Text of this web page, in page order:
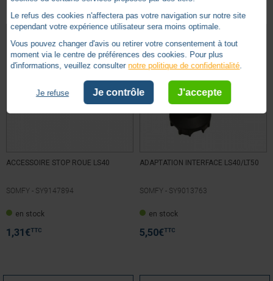
ACCESSOIRE STOP ROUE LS40
SOMFY - SY9147894
en stock
1,31 €TTC
ADAPTATION INTERFACE LS40/LT50
SOMFY - SY9013763
en stock
5,50€TTC
Le refus des cookies n'affectera pas votre navigation sur notre site
cependant votre expérience utilisateur sera moins optimale.
Vous pouvez changer d'avis ou retirer votre consentement à tout
moment via le centre de préférences des cookies. Pour plus
d'informations, veuillez consulter notre politique de confidentialité.
Je refuse Je contrôle J'accepte